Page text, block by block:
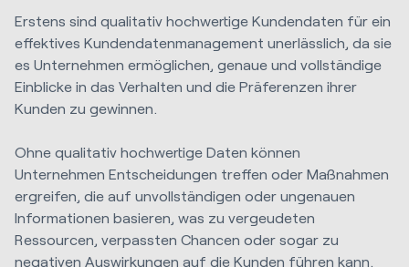
Erstens sind qualitativ hochwertige Kundendaten für ein
effektives Kundendatenmanagement unerlässlich, da sie
es Unternehmen ermöglichen, genaue und vollständige
Einblicke in das Verhalten und die Präferenzen ihrer
Kunden zu gewinnen.
Ohne qualitativ hochwertige Daten können
Unternehmen Entscheidungen treffen oder Maßnahmen
ergreifen, die auf unvollständigen oder ungenauen
Informationen basieren, was zu vergeudeten
Ressourcen, verpassten Chancen oder sogar zu
negativen Auswirkungen auf die Kunden führen kann.